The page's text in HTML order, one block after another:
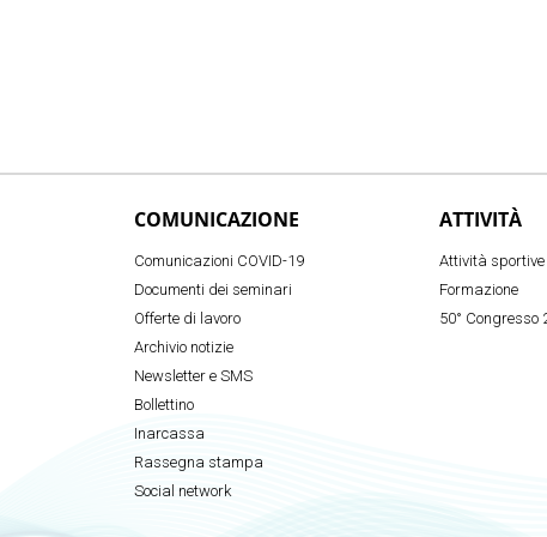
COMUNICAZIONE
Comunicazioni COVID-19
Documenti dei seminari
Offerte di lavoro
Archivio notizie
Newsletter e SMS
Bollettino
Inarcassa
Rassegna stampa
Social network
ATTIVITÀ
Attività sportive
Formazione
50° Congresso